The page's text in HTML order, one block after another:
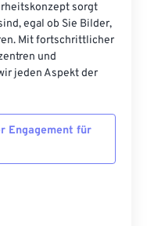
sorgt
egal ob Sie Bilder,
Mit fortschrittlicher
und
jeden Aspekt der
Engagement für